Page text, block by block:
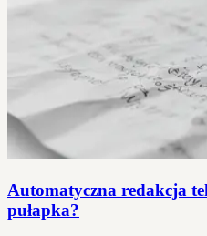
Automatyczna redakcja
pułapka?